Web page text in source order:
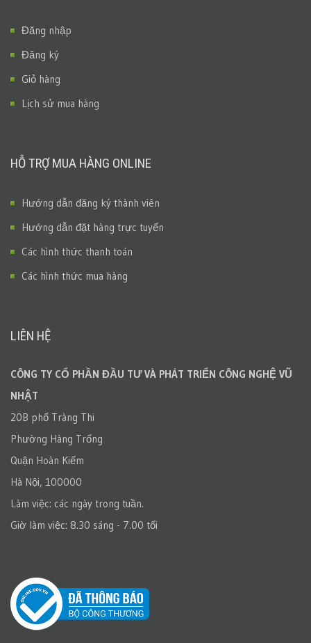
Đăng nhập
Đăng ký
Giỏ hàng
Lịch sử mua hàng
HỖ TRỢ MUA HÀNG ONLINE
Hướng dẫn đăng ký thành viên
Hướng dẫn đặt hàng trực tuyến
Các hình thức thanh toán
Các hình thức mua hàng
LIÊN HỆ
CÔNG TY CỔ PHẦN ĐẦU TƯ VÀ PHÁT TRIỂN CÔNG NGHỆ VŨ
NHẬT
20B phố Tràng Thi
Phường Hàng Trống
Quận Hoàn Kiếm
Hà Nội, 100000
Làm việc: các ngày trong tuần.
Giờ làm việc: 8.30 sáng - 7.00 tối